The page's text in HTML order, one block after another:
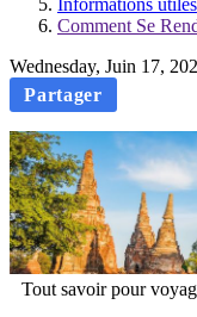
Informations utiles
Comment Se
Wednesday, Juin 17,
Partager
Tout savoir pour